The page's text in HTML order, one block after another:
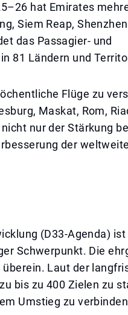
hat Emirates
Siem Reap,
das Passagier- und
81 Ländern und
Flüge zu
Maskat, Rom,
nur der Stärkung
der
(D33-Agenda) ist
Schwerpunkt. Die
Laut der
bis zu 400 Zielen zu
Umstieg zu